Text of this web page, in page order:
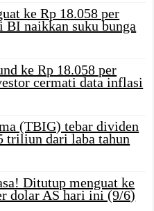
ke Rp 18.058 per
BI naikkan suku bunga
ke Rp 18.058 per
cermati data inflasi
(TBIG) tebar dividen
triliun dari laba tahun
Ditutup menguat ke
dolar AS hari ini (9/6)